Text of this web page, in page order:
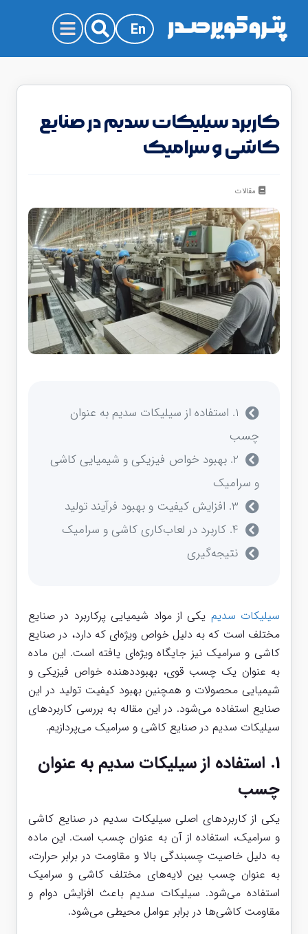
En
کاربرد سیلیکات سدیم در صنایع
کاشی و سرامیک
مقالات
1. استفاده از سیلیکات سدیم به عنوان
چسب
2. بهبود خواص فیزیکی و شیمیایی کاشی
و سرامیک
3. افزایش کیفیت و بهبود فرآیند تولید
4. کاربرد در لعاب‌کاری کاشی و سرامیک
نتیجه‌گیری
سیلیکات سدیم یکی از مواد شیمیایی پرکاربرد در صنایع
مختلف است که به دلیل خواص ویژه‌ای که دارد، در صنایع
کاشی و سرامیک نیز جایگاه ویژه‌ای یافته است. این ماده
به عنوان یک چسب قوی، بهبوددهنده خواص فیزیکی و
شیمیایی محصولات و همچنین بهبود کیفیت تولید در این
صنایع استفاده می‌شود. در این مقاله به بررسی کاربردهای
سیلیکات سدیم در صنایع کاشی و سرامیک می‌پردازیم.
1. استفاده از سیلیکات سدیم به عنوان
چسب
یکی از کاربردهای اصلی سیلیکات سدیم در صنایع کاشی
و سرامیک، استفاده از آن به عنوان چسب است. این ماده
به دلیل خاصیت چسبندگی بالا و مقاومت در برابر حرارت،
به عنوان چسب بین لایه‌های مختلف کاشی و سرامیک
استفاده می‌شود. سیلیکات سدیم باعث افزایش دوام و
مقاومت کاشی‌ها در برابر عوامل محیطی می‌شود.